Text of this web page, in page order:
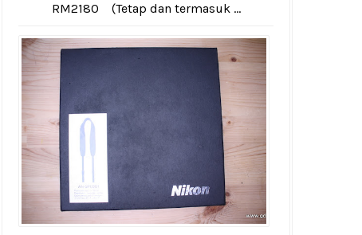
RM2180 (Tetap dan termasuk ...